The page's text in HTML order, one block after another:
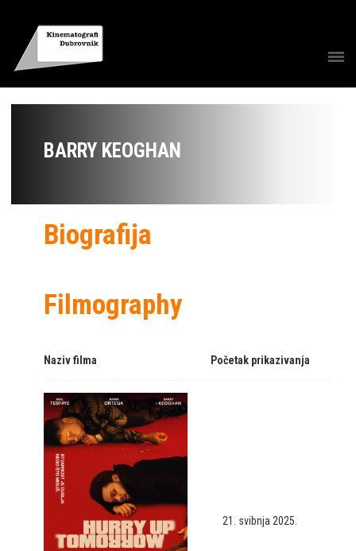
BARRY KEOGHAN
Biografija
Filmography
Naziv filma Početak prikazivanja
21. svibnja 2025.